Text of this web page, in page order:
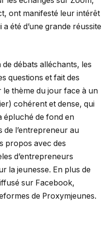
ont manifesté leur intérêt
été d’une grande réussite
débats alléchants, les
questions et fait des
thème du jour face à un
cohérent et dense, qui
épluché de fond en
l’entrepreneur au
propos avec des
d’entrepreneurs
la jeunesse. En plus de
sur Facebook,
de Proxymjeunes.